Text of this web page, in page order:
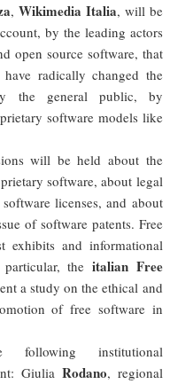
, Wikimedia Italia, will be
by the leading actors
open source software, that
radically changed the
the general public, by
software models like
will be held about the
software, about legal
licenses, and about
of software patents. Free
exhibits and informational
the italian Free
a study on the ethical and
of free software in
institutional
Giulia Rodano, regional